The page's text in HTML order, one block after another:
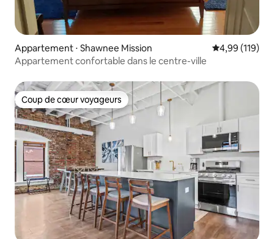
Appartement ⋅ Shawnee Mission Évaluation
4,99 (119)
Appartement confortable dans le centre-ville
Coup de cœur voyageurs
Coup de cœur voyageurs